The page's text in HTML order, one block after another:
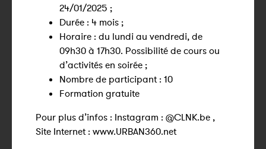
24/01/2025 ;
Durée : 4 mois ;
Horaire : du lundi au vendredi, de
09h30 à 17h30. Possibilité de cours ou
d’activités en soirée ;
Nombre de participant : 10
Formation gratuite
Pour plus d’infos : Instagram : @CLNK.be ,
Site Internet : www.URBAN360.net